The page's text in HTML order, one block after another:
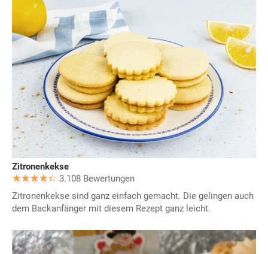
Zitronenkekse
3.108 Bewertungen
Zitronenkekse sind ganz einfach gemacht. Die gelingen auch
dem Backanfänger mit diesem Rezept ganz leicht.